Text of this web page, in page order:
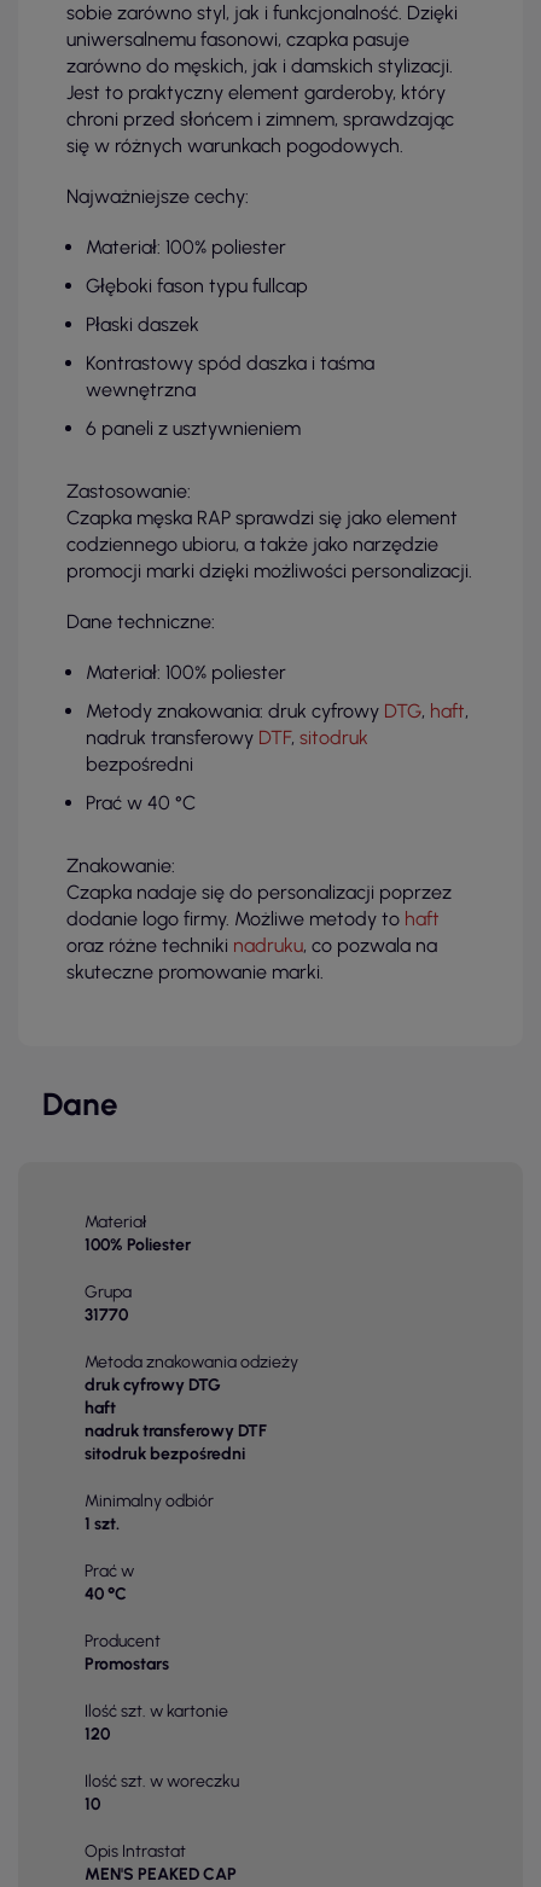
sobie zarówno styl, jak i funkcjonalność. Dzięki
uniwersalnemu fasonowi, czapka pasuje
zarówno do męskich, jak i damskich stylizacji.
Jest to praktyczny element garderoby, który
chroni przed słońcem i zimnem, sprawdzając
się w różnych warunkach pogodowych.
Najważniejsze cechy:
Materiał: 100% poliester
Głęboki fason typu fullcap
Płaski daszek
Kontrastowy spód daszka i taśma
wewnętrzna
6 paneli z usztywnieniem
Zastosowanie:
Czapka męska RAP sprawdzi się jako element
codziennego ubioru, a także jako narzędzie
promocji marki dzięki możliwości personalizacji.
Dane techniczne:
Materiał: 100% poliester
Metody znakowania: druk cyfrowy DTG, haft,
nadruk transferowy DTF, sitodruk
bezpośredni
Prać w 40 °C
Znakowanie:
Czapka nadaje się do personalizacji poprzez
dodanie logo firmy. Możliwe metody to haft
oraz różne techniki nadruku, co pozwala na
skuteczne promowanie marki.
Dane
Materiał
100% Poliester
Grupa
31770
Metoda znakowania odzieży
druk cyfrowy DTG
haft
nadruk transferowy DTF
sitodruk bezpośredni
Minimalny odbiór
1 szt.
Prać w
40 °C
Producent
Promostars
Ilość szt. w kartonie
120
Ilość szt. w woreczku
10
Opis Intrastat
MEN'S PEAKED CAP